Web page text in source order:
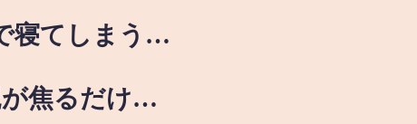
寝てしまう…
が焦るだけ…